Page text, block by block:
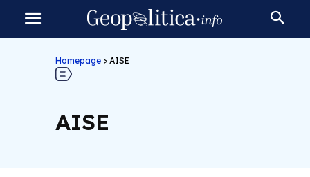
Homepage > AISE
AISE